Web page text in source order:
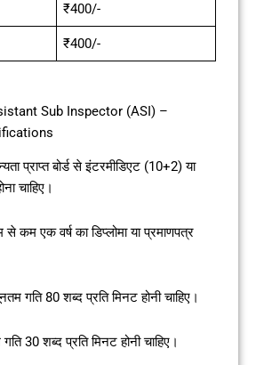
₹400/-
₹400/-
Sub Inspector (ASI) –
प्राप्त बोर्ड से इंटरमीडिएट (10+2) या
चाहिए।
कम एक वर्ष का डिप्लोमा या प्रमाणपत्र
गति 80 शब्द प्रति मिनट होनी चाहिए।
30 शब्द प्रति मिनट होनी चाहिए।